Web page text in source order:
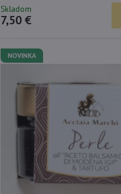
Skladom
7,50 €
NOVINKA